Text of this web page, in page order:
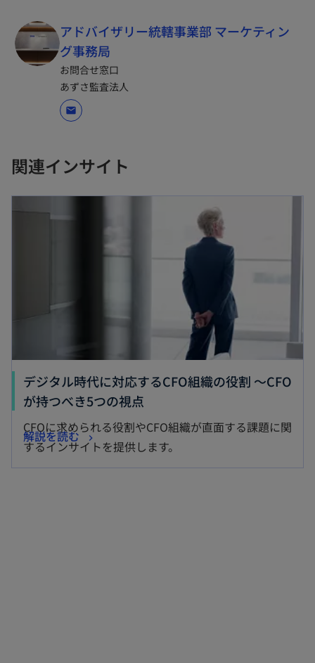
アドバイザリー統轄事業部 マーケティン
グ事務局
お問合せ窓口
あずさ監査法人
mail
関連インサイト
デジタル時代に対応するCFO組織の役割 ～CFO
が持つべき5つの視点
し
い
CFOに求められる役割やCFO組織が直面する課題に関
するインサイトを提供します。
解説を読む
新
し
新しいタブで開く